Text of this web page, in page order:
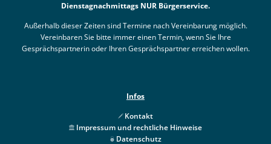
Dienstagnachmittags NUR Bürgerservice.
Außerhalb dieser Zeiten sind Termine nach Vereinbarung möglich.
Vereinbaren Sie bitte immer einen Termin, wenn Sie Ihre
Gesprächspartnerin oder Ihren Gesprächspartner erreichen wollen.
Infos
Kontakt
Impressum und rechtliche Hinweise
Datenschutz